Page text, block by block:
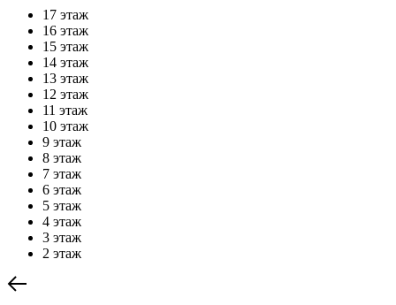
17 этаж
16 этаж
15 этаж
14 этаж
13 этаж
12 этаж
11 этаж
10 этаж
9 этаж
8 этаж
7 этаж
6 этаж
5 этаж
4 этаж
3 этаж
2 этаж